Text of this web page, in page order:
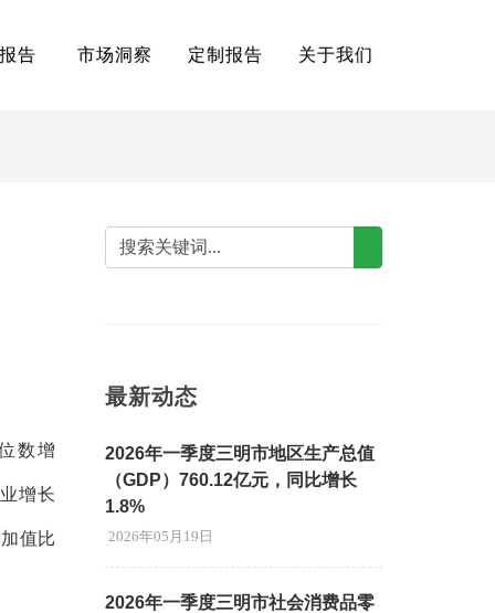
告 市场洞察 定制报告 关于我们
数增
增长
值比
最新动态
2026年一季度三明市地区生产总值
（GDP）760.12亿元，同比增长
1.8%
2026年05月19日
2026年一季度三明市社会消费品零